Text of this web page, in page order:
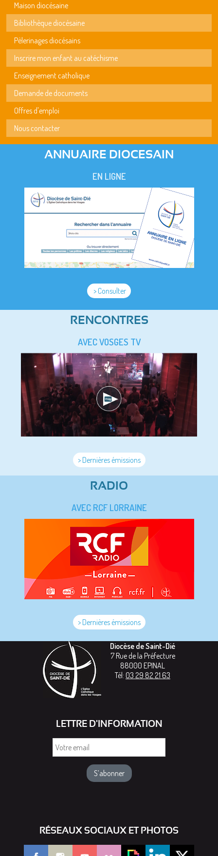
Maison diocésaine
Bibliothèque diocésaine
Pèlerinages diocésains
Inscrire mon enfant au catéchisme
Enseignement catholique
Demande de documents
Offres d'emploi
Nous contacter
ANNUAIRE DIOCESAIN
EN LIGNE
> Consulter
RENCONTRES
AVEC VOSGES TV
> Dernières émissions
RADIO
AVEC RCF LORRAINE
> Dernières émissions
Diocèse de Saint-Dié
7 Rue de la Préfecture
88000 EPINAL
Tél: 03 29 82 21 63
LETTRE D'INFORMATION
RÉSEAUX SOCIAUX ET PHOTOS